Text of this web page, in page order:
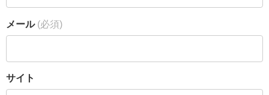
メール (必須)
サイト